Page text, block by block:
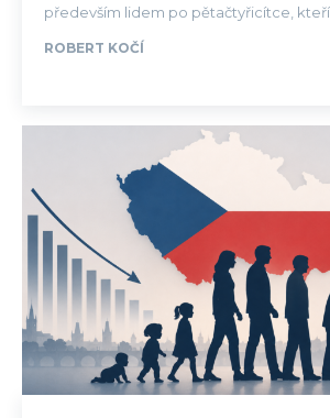
především lidem po pětačtyřicítce, kteří
ROBERT KOČÍ